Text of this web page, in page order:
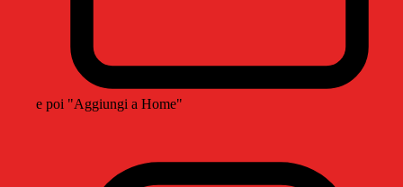
e poi "Aggiungi a Home"